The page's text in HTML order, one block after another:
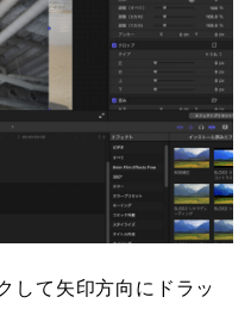
して矢印方向にドラッ